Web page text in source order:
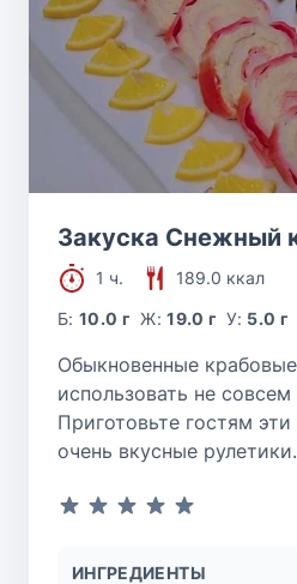
Закуска Снежный
1 ч.
189.0 ккал
Б:10.0 г Ж:19.0 г У: 5.0 г
Обыкновенные
использовать не
Приготовьте гостям
очень вкусные рулетики.
ИНГРЕДИЕНТЫ